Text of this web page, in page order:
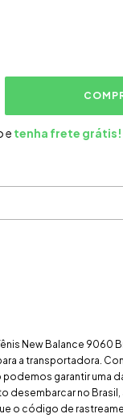
e tenha frete grátis!
New Balance 9060
a transportadora.
garantir uma
desembarcar no Brasil,
o código de